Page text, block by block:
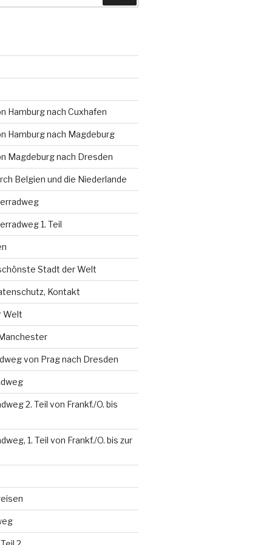
Hamburg nach Cuxhafen
Hamburg nach Magdeburg
Magdeburg nach Dresden
Belgien und die Niederlande
1. Teil
Stadt der Welt
Kontakt
Welt
von Prag nach Dresden
2. Teil von Frankf./O. bis
1. Teil von Frankf./O. bis zur